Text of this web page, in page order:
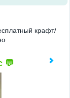
крафт/
💬